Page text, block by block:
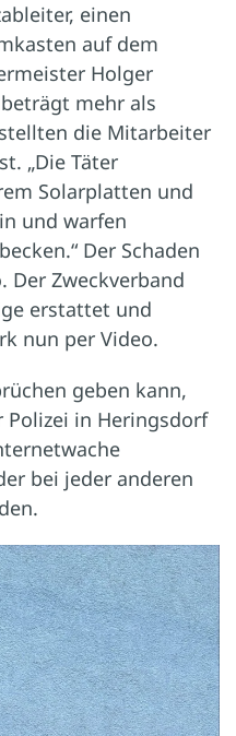
einen
auf dem
Holger
mehr als
stellten die Mitarbeiter
„Die Täter
Solarplatten und
und warfen
Der Schaden
Der Zweckverband
erstattet und
nun per Video.
geben kann,
in Heringsdorf
bei jeder anderen